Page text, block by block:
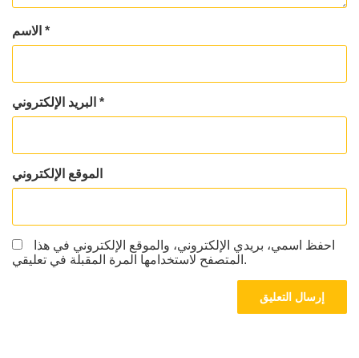
*
*
الموقع الإلكتروني
احفظ اسمي، بريدي الإلكتروني، والموقع الإلكتروني في هذا
المتصفح لاستخدامها المرة المقبلة في تعليقي.